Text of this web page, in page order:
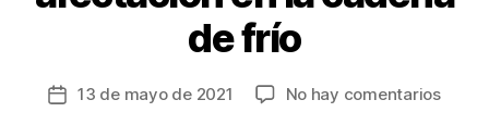
de frío
Fecha13 de mayo de 2021 No hay comentariosen